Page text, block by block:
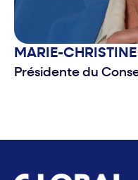
MARIE-CHRISTINE
Présidente du